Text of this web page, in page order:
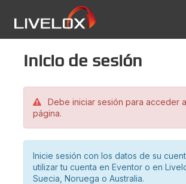
Inicio de sesión
Debe iniciar sesión para acceder
página.
Inicie sesión con los datos de su
utilizar tu cuenta en Eventor o en
Suecia, Noruega o Australia.